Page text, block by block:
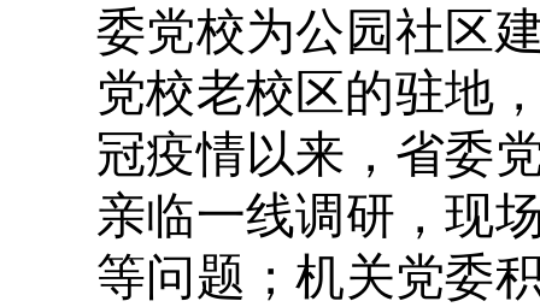
委党校为公园社区
党校老校区的驻地
冠疫情以来，省委
亲临一线调研，现
等问题；机关党委